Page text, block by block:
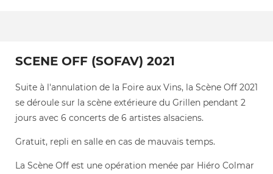
SCENE OFF (SOFAV) 2021
Suite à l'annulation de la Foire aux Vins, la Scène Off 2021
se déroule sur la scène extérieure du Grillen pendant 2
jours avec 6 concerts de 6 artistes alsaciens.
Gratuit, repli en salle en cas de mauvais temps.
La Scène Off est une opération menée par Hiéro Colmar